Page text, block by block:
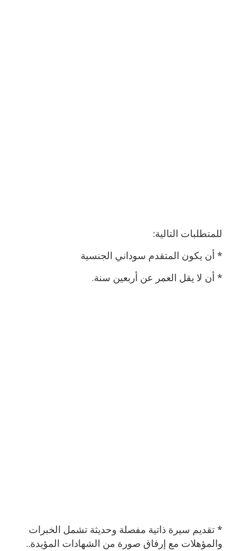
للمتطلبات التالية:
* أن يكون المتقدم سوداني الجنسية
* أن لا يقل العمر عن أربعين سنة.
* تقديم سيرة ذاتية مفصلة وحديثة تشمل الخبرات
والمؤهلات مع إرفاق صورة من الشهادات المؤيدة..